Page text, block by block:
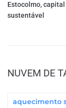
Estocolmo,
sustentável
NUVEM DE
aquecimento